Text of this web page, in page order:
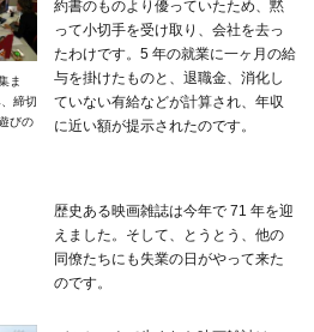
ま
締切
びの
約書のものより優っていたため、黙
って小切手を受け取り、会社を去っ
たわけです。5 年の就業に一ヶ月の給
与を掛けたものと、退職金、消化し
ていない有給などが計算され、年収
に近い額が提示されたのです。
歴史ある映画雑誌は今年で 71 年を迎
えました。そして、とうとう、他の
同僚たちにも失業の日がやって来た
のです。